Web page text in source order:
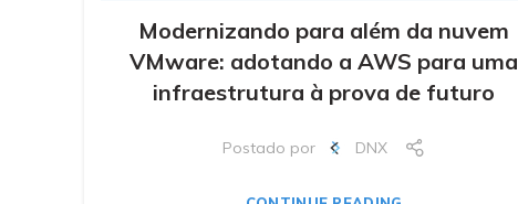
Modernizando para além da nuvem
VMware: adotando a AWS para uma
infraestrutura à prova de futuro
Postado por DNX